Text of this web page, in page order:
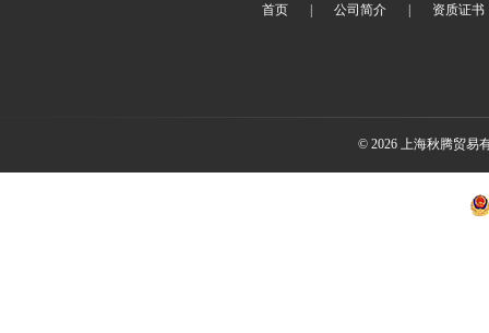
首页 公司简介 资质证书
© 2026 上海秋腾贸易